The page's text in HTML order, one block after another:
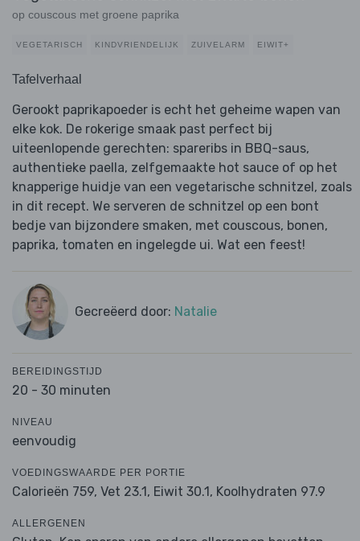
op couscous met groene paprika
VEGETARISCH KINDVRIENDELIJK ZUIVELARM EIWIT+
Tafelverhaal
Gerookt paprikapoeder is echt het geheime wapen van
elke kok. De rokerige smaak past perfect bij
uiteenlopende gerechten: spareribs in BBQ-saus,
authentieke paella, zelfgemaakte hot sauce of op het
knapperige huidje van een vegetarische schnitzel, zoals
in dit recept. We serveren de schnitzel op een bont
bedje van bijzondere smaken, met couscous, bonen,
paprika, tomaten en ingelegde ui. Wat een feest!
Gecreëerd door: Natalie
BEREIDINGSTIJD
20 - 30 minuten
NIVEAU
eenvoudig
VOEDINGSWAARDE PER PORTIE
Calorieën 759, Vet 23.1, Eiwit 30.1, Koolhydraten 97.9
ALLERGENEN